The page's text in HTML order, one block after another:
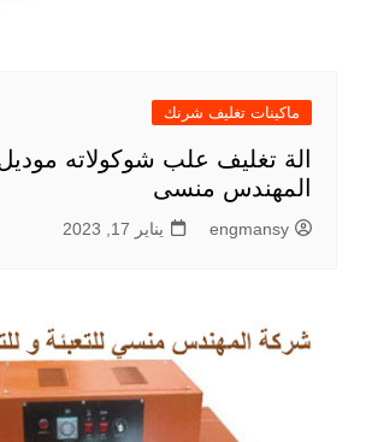
ماكينات تغليف شرنك
المهندس منسى
engmansy يناير 17, 2023